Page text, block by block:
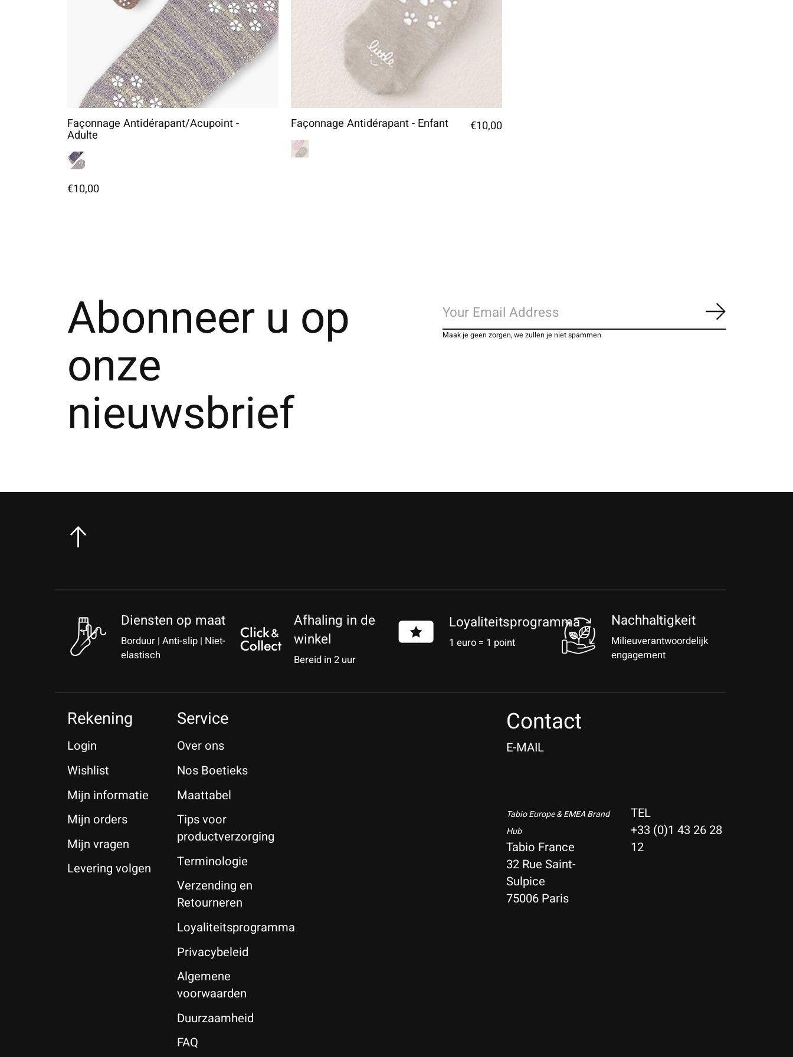
Façonnage Antidérapant/Acupoint -
Adulte
€10,00
Façonnage Antidérapant - Enfant €10,00
Abonneer u op
onze
nieuwsbrief
Abonneer
Maak je geen zorgen, we zullen je niet spammen
Diensten op maat
Borduur | Anti-slip | Niet-
elastisch
Afhaling in de
winkel
Bereid in 2 uur
Loyaliteitsprogramma
1 euro = 1 point
Nachhaltigkeit
Milieuverantwoordelijk
engagement
Rekening
Login
Wishlist
Mijn informatie
Mijn orders
Mijn vragen
Levering volgen
Service
Over ons
Nos Boetieks
Maattabel
Tips voor
productverzorging
Terminologie
Verzending en
Retourneren
Loyaliteitsprogramma
Privacybeleid
Algemene
voorwaarden
Duurzaamheid
FAQ
Contact
E-MAIL
Tabio Europe & EMEA Brand
Hub
Tabio France
32 Rue Saint-
Sulpice
75006 Paris
TEL
+33 (0)1 43 26 28
12